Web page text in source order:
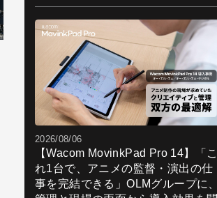
2026/08/06
【Wacom MovinkPad Pro 14】「こ
れ1台で、アニメの監督・演出の仕
事を完結できる」OLMグループに、